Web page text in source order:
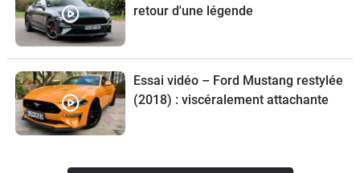
retour d'une légende
Essai vidéo – Ford Mustang restylée
(2018) : viscéralement attachante